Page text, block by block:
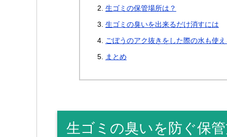
生ゴミの保管場所は？
生ゴミの臭いを出来るだけ消すには
ごぼうのアク抜きをした際の水も使
まとめ
生ゴミの臭いを防ぐ保